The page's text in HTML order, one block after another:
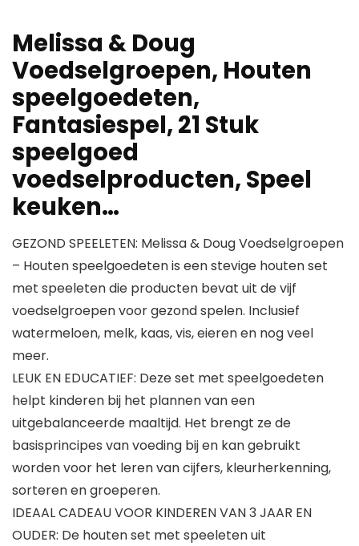
Melissa & Doug
Voedselgroepen, Houten
speelgoedeten,
Fantasiespel, 21 Stuk
speelgoed
voedselproducten, Speel
keuken…
GEZOND SPEELETEN: Melissa & Doug Voedselgroepen
– Houten speelgoedeten is een stevige houten set
met speeleten die producten bevat uit de vijf
voedselgroepen voor gezond spelen. Inclusief
watermeloen, melk, kaas, vis, eieren en nog veel
meer.
LEUK EN EDUCATIEF: Deze set met speelgoedeten
helpt kinderen bij het plannen van een
uitgebalanceerde maaltijd. Het brengt ze de
basisprincipes van voeding bij en kan gebruikt
worden voor het leren van cijfers, kleurherkenning,
sorteren en groeperen.
IDEAAL CADEAU VOOR KINDEREN VAN 3 JAAR EN
OUDER: De houten set met speeleten uit